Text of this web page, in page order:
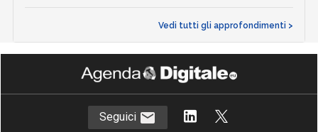
Vedi tutti gli approfondimenti >
Seguici